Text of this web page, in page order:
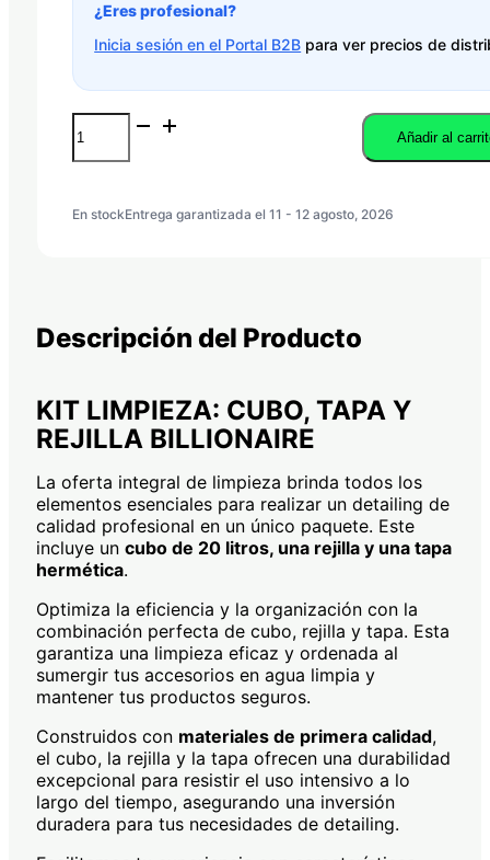
¿Eres profesional?
Inicia sesión en el Portal B2B para ver precios de
LIMPIEZA:
CUBO,
Y
Añadir al
En stockEntrega garantizada el 11 - 12 agosto, 2026
Descripción del Producto
KIT LIMPIEZA: CUBO, TAPA Y
REJILLA BILLIONAIRE
La oferta integral de limpieza brinda todos los
elementos esenciales para realizar un detailing de
calidad profesional en un único paquete. Este
incluye un cubo de 20 litros, una rejilla y una tapa
hermética.
Optimiza la eficiencia y la organización con la
combinación perfecta de cubo, rejilla y tapa. Esta
garantiza una limpieza eficaz y ordenada al
sumergir tus accesorios en agua limpia y
mantener tus productos seguros.
Construidos con materiales de primera calidad,
el cubo, la rejilla y la tapa ofrecen una durabilidad
excepcional para resistir el uso intensivo a lo
largo del tiempo, asegurando una inversión
duradera para tus necesidades de detailing.